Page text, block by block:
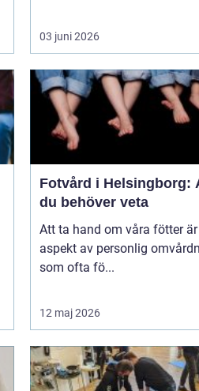
03 juni 2026
Fotvård i Helsingborg:
du behöver veta
Att ta hand om våra fötter
aspekt av personlig
som ofta fö...
12 maj 2026